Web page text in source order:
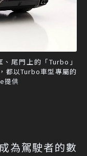
尾門上的「Turbo」
都以Turbo車型專屬的
提供
為駕駛者的數